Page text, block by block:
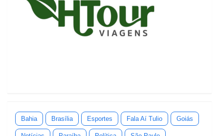
Bahia Brasília Esportes Fala Aí Tulio Goiás